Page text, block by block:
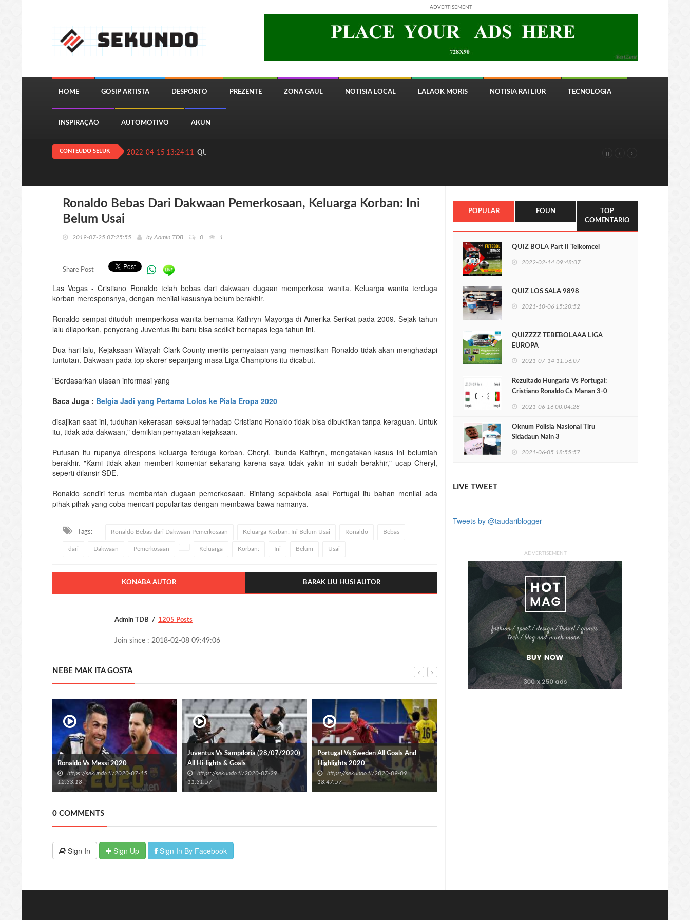
ADVERTISEMENT
HOME GOSIP ARTISTA DESPORTO PREZENTE ZONA GAUL NOTISIA LOCAL LALAOK MORIS NOTISIA RAI LIUR TECNOLOGIA
INSPIRAÇÃO AUTOMOTIVO AKUN
CONTEUDO SELUK 2022-04-15 13:24:11 QUIZ JOGA 8820 Timor Telecom
Ronaldo Bebas Dari Dakwaan Pemerkosaan, Keluarga Korban: Ini
Belum Usai
2019-07-25 07:25:55 by Admin TDB 0 1
Share Post
Las Vegas - Cristiano Ronaldo telah bebas dari dakwaan dugaan memperkosa wanita. Keluarga wanita terduga
korban meresponsnya, dengan menilai kasusnya belum berakhir.
Ronaldo sempat dituduh memperkosa wanita bernama Kathryn Mayorga di Amerika Serikat pada 2009. Sejak tahun
lalu dilaporkan, penyerang Juventus itu baru bisa sedikit bernapas lega tahun ini.
Dua hari lalu, Kejaksaan Wilayah Clark County merilis pernyataan yang memastikan Ronaldo tidak akan menghadapi
tuntutan. Dakwaan pada top skorer sepanjang masa Liga Champions itu dicabut.
"Berdasarkan ulasan informasi yang
Baca Juga : Belgia Jadi yang Pertama Lolos ke Piala Eropa 2020
disajikan saat ini, tuduhan kekerasan seksual terhadap Cristiano Ronaldo tidak bisa dibuktikan tanpa keraguan. Untuk
itu, tidak ada dakwaan," demikian pernyataan kejaksaan.
Putusan itu rupanya direspons keluarga terduga korban. Cheryl, ibunda Kathryn, mengatakan kasus ini belumlah
berakhir. "Kami tidak akan memberi komentar sekarang karena saya tidak yakin ini sudah berakhir," ucap Cheryl,
seperti dilansir SDE.
Ronaldo sendiri terus membantah dugaan pemerkosaan. Bintang sepakbola asal Portugal itu bahan menilai ada
pihak-pihak yang coba mencari popularitas dengan membawa-bawa namanya.
Tags: Ronaldo Bebas dari Dakwaan Pemerkosaan Keluarga Korban: Ini Belum Usai Ronaldo Bebas
dari Dakwaan Pemerkosaan Keluarga Korban: Ini Belum Usai
KONABA AUTOR BARAK LIU HUSI AUTOR
Admin TDB 1205 Posts
Join since : 2018-02-08 09:49:06
NEBE MAK ITA GOSTA
Ronaldo Vs Messi 2020
https://sekundo.tl/2020-07-15
12:33:18
Juventus Vs Sampdoria (28/07/2020)
All Hi-lights & Goals
https://sekundo.tl/2020-07-29
11:31:57
Portugal Vs Sweden All Goals And
Highlights 2020
https://sekundo.tl/2020-09-09
18:47:57
0 COMMENTS
Sign In Sign Up Sign In By Facebook
POPULAR FOUN
TOP
COMENTARIO
QUIZ BOLA Part II Telkomcel
2022-02-14 09:48:07
QUIZ LOS SALA 9898
2021-10-06 15:20:52
QUIZZZZ TEBEBOLAAA LIGA
EUROPA
2021-07-14 11:56:07
Rezultado Hungaria Vs Portugal:
Cristiano Ronaldo Cs Manan 3-0
2021-06-16 00:04:28
Oknum Polisia Nasional Tiru
Sidadaun Nain 3
2021-06-05 18:55:57
LIVE TWEET
Tweets by @taudariblogger
ADVERTISEMENT